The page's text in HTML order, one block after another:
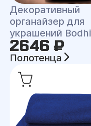
Декоративный
органайзер для
украшений Bodhi
2646 ₽
Полотенца